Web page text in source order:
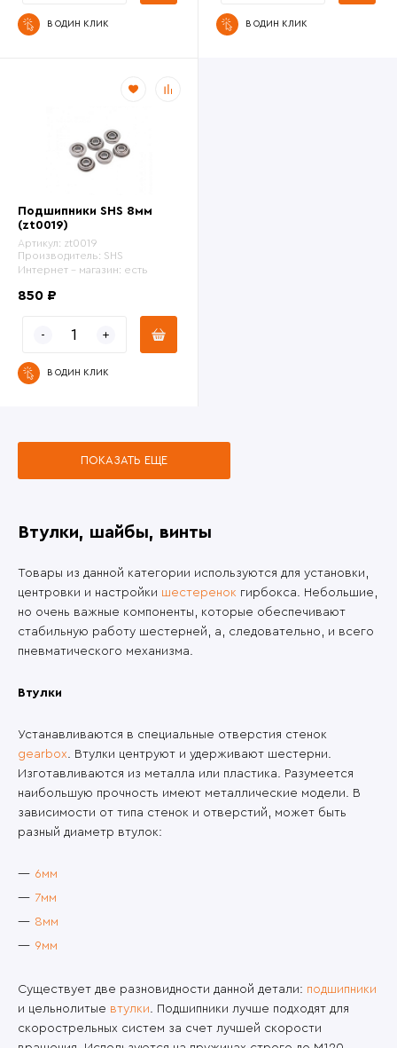
В ОДИН КЛИК В ОДИН КЛИК
Подшипники SHS 8мм
(zt0019)
Артикул: zt0019
Производитель: SHS
Интернет - магазин: есть
850 ₽
В ОДИН КЛИК
ПОКАЗАТЬ ЕЩЕ
Втулки, шайбы, винты
Товары из данной категории используются для установки,
центровки и настройки шестеренок гирбокса. Небольшие,
но очень важные компоненты, которые обеспечивают
стабильную работу шестерней, а, следовательно, и всего
пневматического механизма.
Втулки
Устанавливаются в специальные отверстия стенок
gearbox. Втулки центруют и удерживают шестерни.
Изготавливаются из металла или пластика. Разумеется
наибольшую прочность имеют металлические модели. В
зависимости от типа стенок и отверстий, может быть
разный диаметр втулок:
6мм
7мм
8мм
9мм
Существует две разновидности данной детали: подшипники
и цельнолитые втулки. Подшипники лучше подходят для
скорострельных систем за счет лучшей скорости